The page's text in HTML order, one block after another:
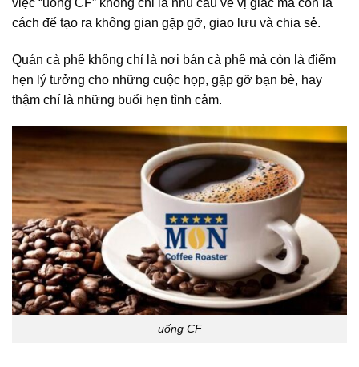
cách để tạo ra không gian gặp gỡ, giao lưu và chia sẻ.
Quán cà phê không chỉ là nơi bán cà phê mà còn là điểm
hẹn lý tưởng cho những cuộc họp, gặp gỡ bạn bè, hay
thậm chí là những buổi hẹn tình cảm.
uống CF